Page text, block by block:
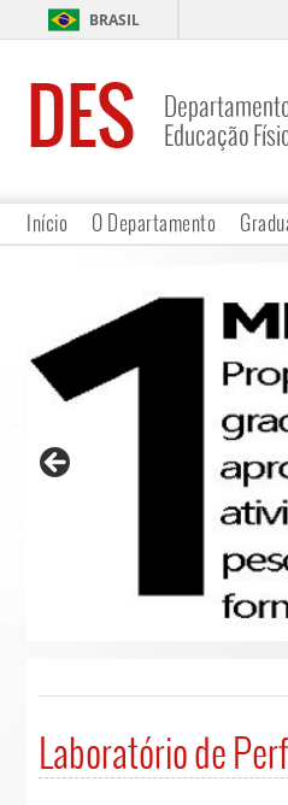
BRASIL
DES
Educação
Início O Departamento
Laboratório de